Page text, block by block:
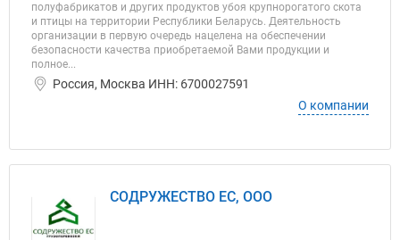
полуфабрикатов и других продуктов убоя крупнорогатого скота
и птицы на территории Республики Беларусь. Деятельность
организации в первую очередь нацелена на обеспечении
безопасности качества приобретаемой Вами продукции и
полное...
Россия, Москва ИНН: 6700027591
О компании
СОДРУЖЕСТВО ЕС, ООО